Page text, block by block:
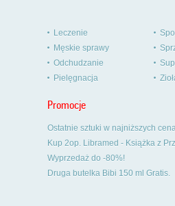
Leczenie
Męskie sprawy
Odchudzanie
Pielęgnacja
Promocje
Ostatnie sztuki w najniższych
Kup 2op. Libramed - Książka z
Wyprzedaż do -80%!
Druga butelka Bibi 150 ml Gratis.